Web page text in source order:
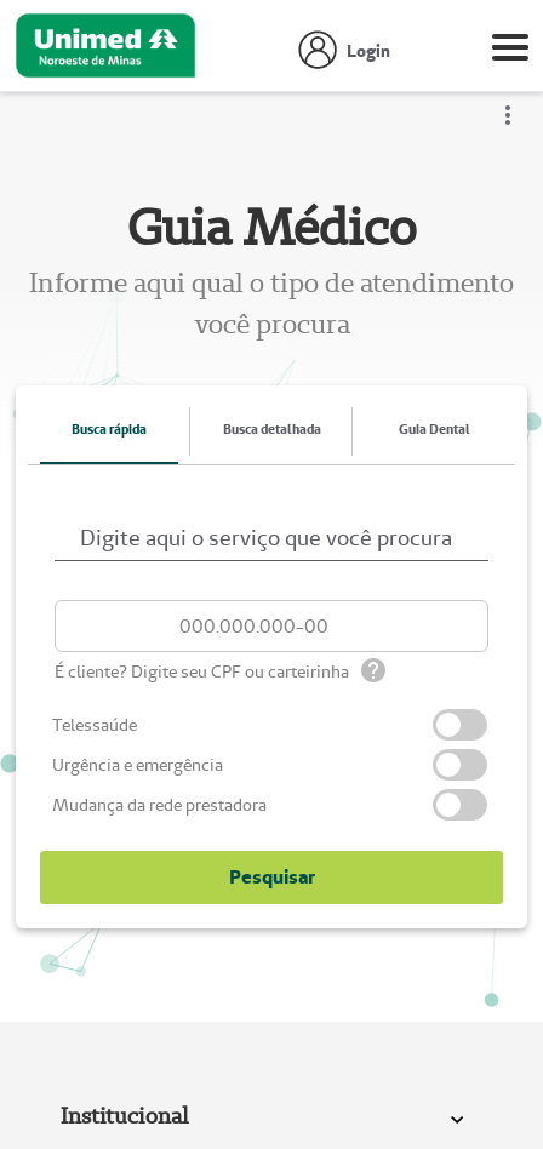
Login
Guia Médico
Informe aqui qual o tipo de atendimento
você procura
Busca rápida Busca detalhada Guia Dental
Digite aqui o serviço que você procura
É cliente? Digite seu CPF ou carteirinha
Telessaúde
Urgência e emergência
Mudança da rede prestadora
Pesquisar
Institucional